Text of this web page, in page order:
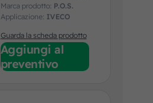
Marca prodotto: P.O.S.
Applicazione: IVECO
Guarda la scheda prodotto
Aggiungi al
preventivo